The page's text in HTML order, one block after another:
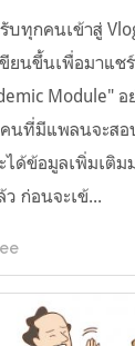
ทุกคนเข้าสู่
ขียนขึ้นเพื่อมาแช
Module"
นที่มีแพลนจะสอ
ด้ข้อมูลเพิ่มเติม
ว ก่อนจะเข้...